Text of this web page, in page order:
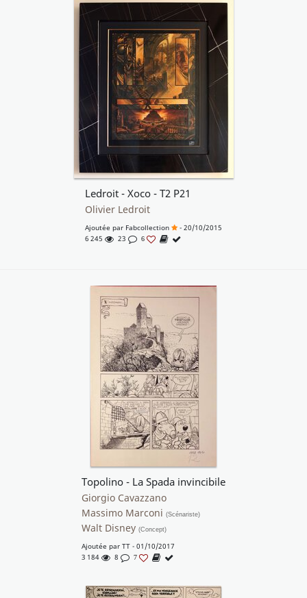
Ledroit - Xoco - T2 P21
Olivier Ledroit
Ajoutée par Fabcollection
- 20/10/2015
6 245
23 6
Topolino - La Spada invincibile
Giorgio Cavazzano
Massimo Marconi (Scénariste)
Walt Disney (Concept)
Ajoutée par TT - 01/10/2017
3 184
8 7